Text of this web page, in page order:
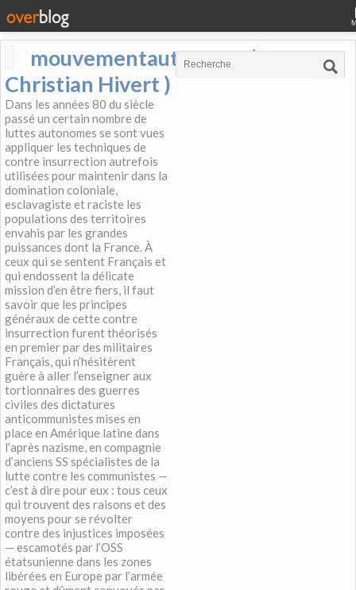
mouvementautonome (
Christian Hivert )
Dans les années 80 du siècle
passé un certain nombre de
luttes autonomes se sont vues
appliquer les techniques de
contre insurrection autrefois
utilisées pour maintenir dans la
domination coloniale,
esclavagiste et raciste les
populations des territoires
envahis par les grandes
puissances dont la France. À
ceux qui se sentent Français et
qui endossent la délicate
mission d’en être fiers, il faut
savoir que les principes
généraux de cette contre
insurrection furent théorisés
en premier par des militaires
Français, qui n’hésitèrent
guère à aller l’enseigner aux
tortionnaires des guerres
civiles des dictatures
anticommunistes mises en
place en Amérique latine dans
l’après nazisme, en compagnie
d’anciens SS spécialistes de la
lutte contre les communistes —
c’est à dire pour eux : tous ceux
qui trouvent des raisons et des
moyens pour se révolter
contre des injustices imposées
— escamotés par l’OSS
étatsunienne dans les zones
libérées en Europe par l’armée